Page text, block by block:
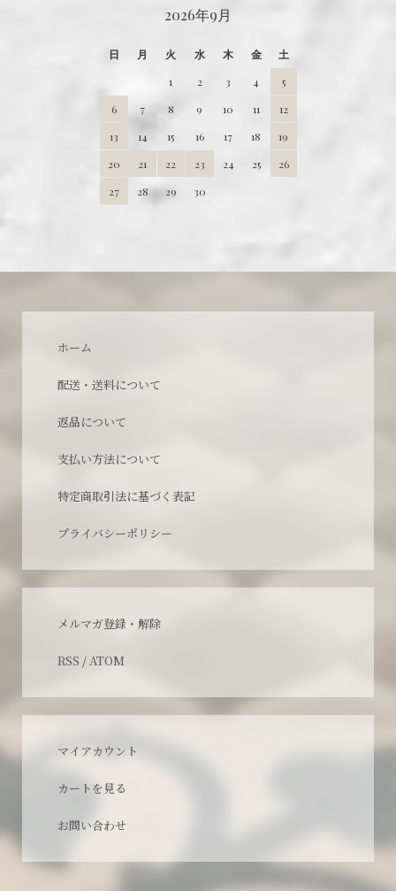
2026年9月
日 月 火 水 木 金
土
1
2 3 4
5
6
7 8 9 10 11
12
13
14 15 16 17 18
19
20
21 22 23 24 25
26
27
28 29 30
ホーム
配送・送料について
返品について
支払い方法について
特定商取引法に基づく表記
プライバシーポリシー
メルマガ登録・解除
RSS /ATOM
マイアカウント
カートを見る
お問い合わせ